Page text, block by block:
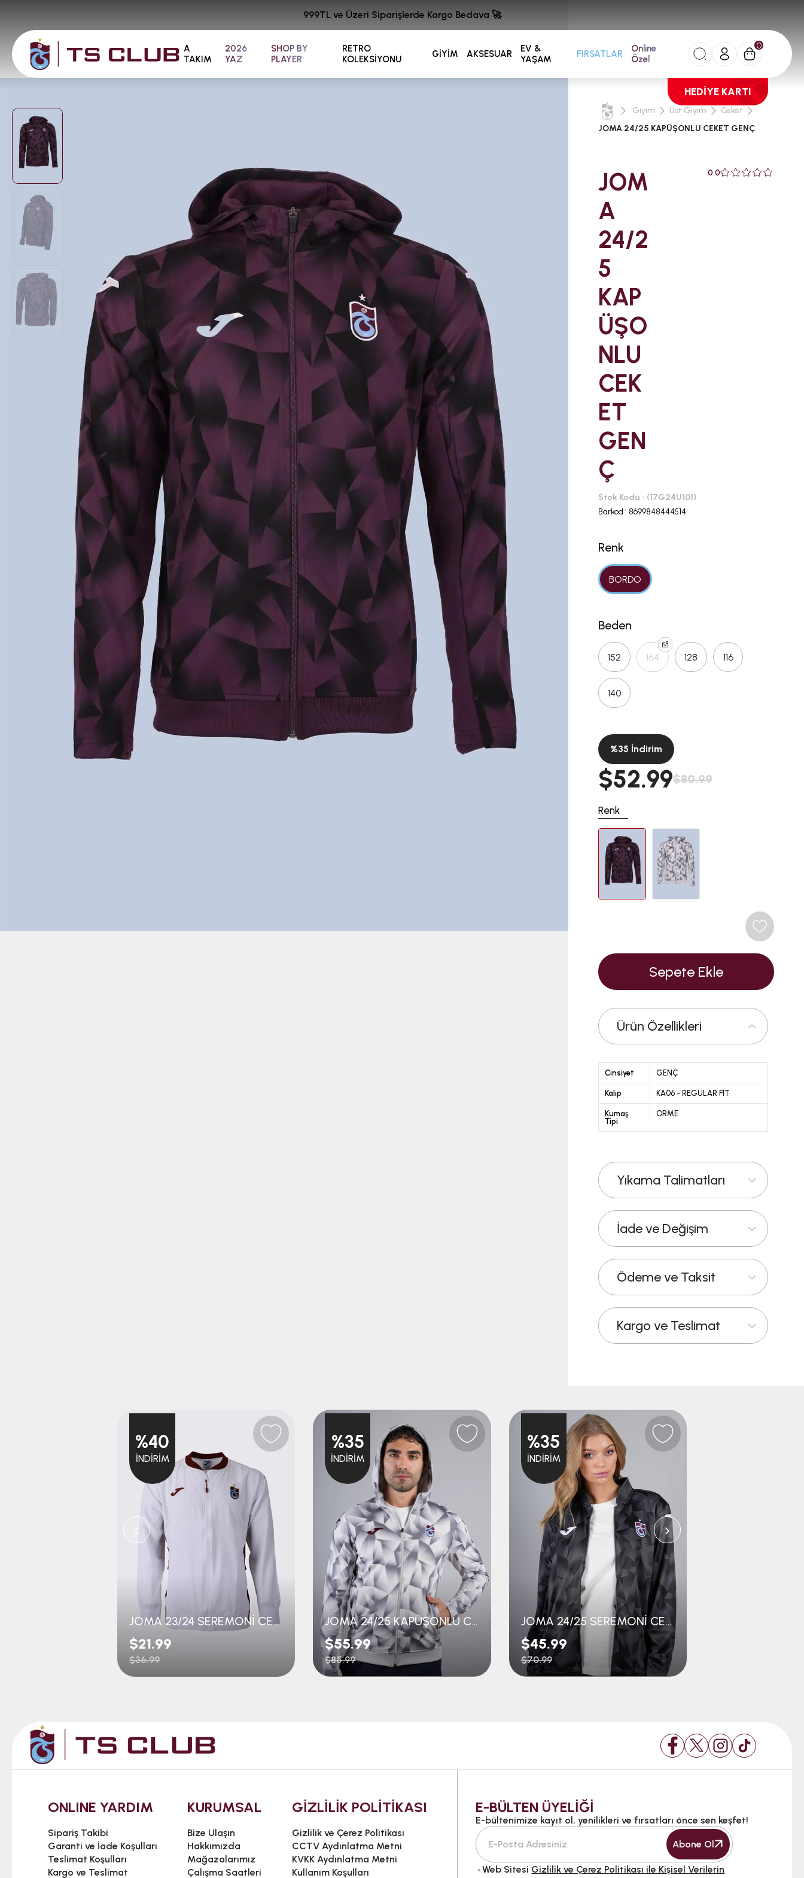
A
TAKIM
2026
YAZ
SHOP BY
PLAYER
RETRO
KOLEKSİYONU
GİYİM AKSESUAR
EV &
YAŞAM
FIRSATLAR
Online
Özel
0
HEDİYE KARTI
999TL ve Üzeri Siparişlerde Kargo Bedava 🚀
Giyim Üst Giyim
Ceket
JOMA 24/25 KAPÜŞONLU CEKET GENÇ
JOM
A
24/2
5
KAP
ÜŞO
NLU
CEK
ET
GEN
Ç
0.0
Stok Kodu
(17G24U101)
Barkod : 8699848444514
Renk
BORDO
Beden
152 164 128 116
140
%35 İndirim
$80.99
$52.99
Renk
Ürün Özellikleri
Cinsiyet GENÇ
Kalıp KA06 - REGULAR FIT
Kumaş
Tipi
ÖRME
Yıkama Talimatları
İade ve Değişim
Ödeme ve Taksit
Kargo ve Teslimat
JOMA 23/24 SEREMONİ CEKET
$21.99
$36.99
%40
İNDIRIM
JOMA 24/25 KAPÜŞONLU CEKET
$55.99
$85.99
%35
İNDIRIM
JOMA 24/25 SEREMONİ CEKET
$45.99
$70.99
%35
İNDIRIM
›
ONLINE YARDIM
Sipariş Takibi
Garanti ve İade Koşulları
Teslimat Koşulları
Kargo ve Teslimat
KURUMSAL
Bize Ulaşın
Hakkımızda
Mağazalarımız
Çalışma Saatleri
GİZLİLİK POLİTİKASI
Gizlilik ve Çerez Politikası
CCTV Aydınlatma Metni
KVKK Aydınlatma Metni
Kullanım Koşulları
E-BÜLTEN ÜYELİĞİ
E-bültenimize kayıt ol, yenilikleri ve fırsatları önce sen keşfet!
Abone Ol
Web Sitesi Gizlilik ve Çerez Politikası ile Kişisel Verilerin